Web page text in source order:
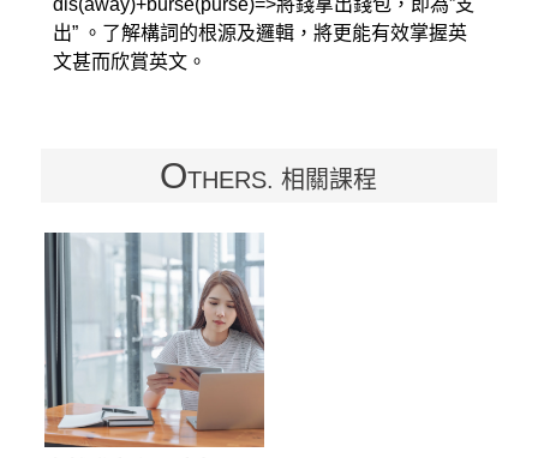
dis(away)+burse(purse)=>將錢拿出錢包，即為”支
出” 。了解構詞的根源及邏輯，將更能有效掌握英
文甚而欣賞英文。
OTHERS. 相關課程